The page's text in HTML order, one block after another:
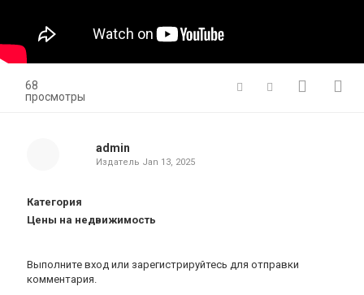
68
просмотры
admin
Издатель Jan 13, 2025
Категория
Цены на недвижимость
Выполните вход или зарегистрируйтесь для отправки
комментария.